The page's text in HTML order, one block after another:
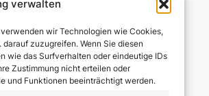
verwalten
wir Technologien wie Cookies,
zuzugreifen. Wenn Sie diesen
wie das Surfverhalten oder eindeutige IDs
Zustimmung nicht erteilen oder
und Funktionen beeinträchtigt werden.
Sünde der Welt hinwegnimmt
auferstehen musste